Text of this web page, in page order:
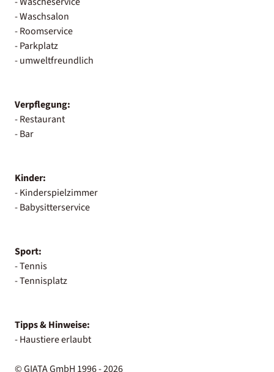
- Waschsalon
- Roomservice
- Parkplatz
- umweltfreundlich
Verpflegung:
- Restaurant
- Bar
Kinder:
- Kinderspielzimmer
- Babysitterservice
Sport:
- Tennis
- Tennisplatz
Tipps & Hinweise:
- Haustiere erlaubt
© GIATA GmbH 1996 - 2026